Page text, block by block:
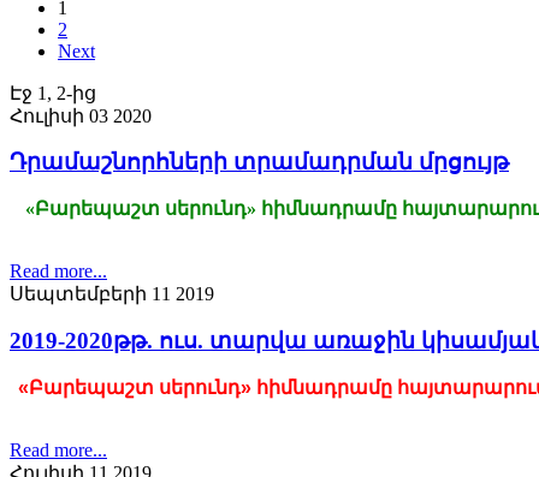
1
2
Next
Էջ 1, 2-ից
Հուլիսի 03 2020
Դրամաշնորհների տրամադրման մրցույթ
«Բարեպաշտ սերունդ» հիմնադրամը
Read more...
Սեպտեմբերի 11 2019
2019-2020թթ. ուս. տարվա առաջին
«Բարեպաշտ սերունդ» հիմնադրամը
Read more...
Հուլիսի 11 2019